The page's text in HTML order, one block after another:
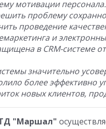
мотивации персонала.
проблему
проведение
и
в CRM-системе
значительно
более эффективно
новых клиентов,
"Маршал"